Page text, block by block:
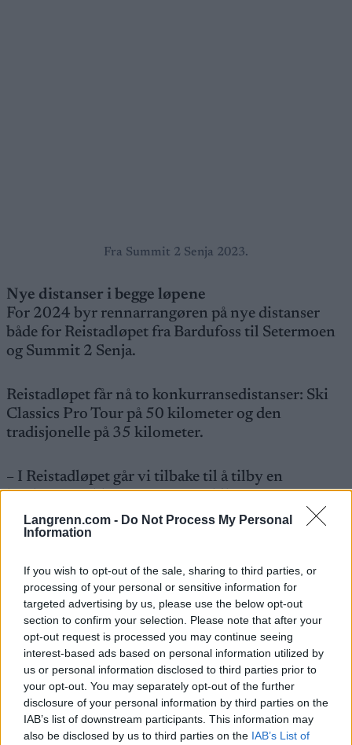
Langrenn.com - Do Not Process My Personal
Information
If you wish to opt-out of the sale, sharing to third parties, or
processing of your personal or sensitive information for
targeted advertising by us, please use the below opt-out
section to confirm your selection. Please note that after your
opt-out request is processed you may continue seeing
interest-based ads based on personal information utilized by
us or personal information disclosed to third parties prior to
your opt-out. You may separately opt-out of the further
disclosure of your personal information by third parties on the
IAB’s list of downstream participants. This information may
also be disclosed by us to third parties on the IAB’s List of
Fra Summit 2 Senja 2023.
Nye distanser i begge løpene
For 2024 byr rennarrangøren på nye distanser
både for Reistadløpet fra Bardufoss til Setermoen
og Summit 2 Senja.
Reistadløpet får nå to konkurransedistanser: Ski
Classics Pro Tour på 50 kilometer og den
tradisjonelle på 35 kilometer.
– I Reistadløpet går vi tilbake til å tilby en
konkurranseklasse også på 35-kilometeren. I år
hadde vi bare konkurranseklasse i 40-kilometeren
som var en del av Ski Classics, og vi fikk en del
av de «gamle» Reistadløperne, de som har gått 30-
40 ganger, som ville ha den tradisjonelle traséen
og ikke vil gå trimklasse, forklarer rennleder Leif
Ketil Gamst.
Kommende vinter blir det derfor to distanser med
konkurranseklasser, der Ski Classics-distansen
altså økes fra 40 til 50 kilometer.